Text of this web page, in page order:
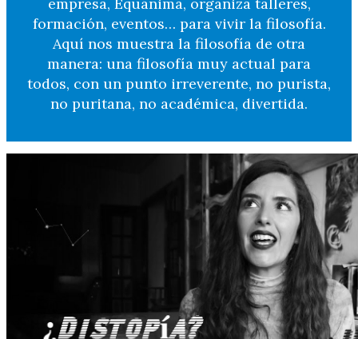
formación, eventos… para vivir la filosofía.
Aquí nos muestra la filosofía de otra
manera: una filosofía muy actual para
todos, con un punto irreverente, no purista,
no puritana, no académica, divertida.